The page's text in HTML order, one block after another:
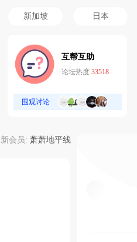
新加坡 日本
互帮互助
论坛热度 33518
围观讨论
会员: 萧萧地平线